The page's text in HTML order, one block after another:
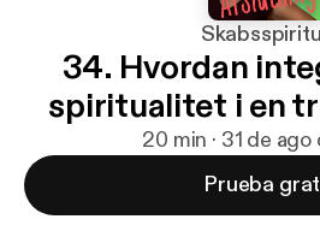
34. Hvordan
spiritualitet i en
20 min · 31 de
Prueba